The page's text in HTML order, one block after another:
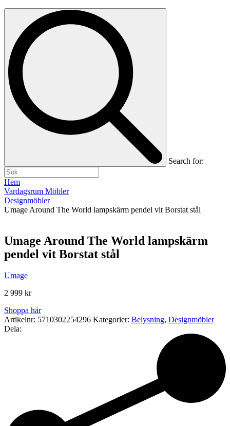
Search for:
Hem
Vardagsrum Möbler
Designmöbler
Umage Around The World lampskärm pendel vit Borstat stål
Umage Around The World lampskärm
pendel vit Borstat stål
Umage
2 999 kr
Shoppa här
Artikelnr: 5710302254296 Kategorier: Belysning, Designmöbler
Dela: